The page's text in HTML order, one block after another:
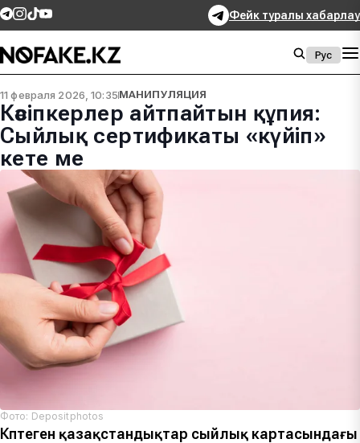
Фейк туралы хабарлау
Рус
11 февраля 2026, 10:35МАНИПУЛЯЦИЯ
Кәсіпкерлер айтпайтын құпия:
Сыйлық сертификаты «күйіп»
кете ме
Фото: Depositphotos
Көптеген қазақстандықтар сыйлық картасындағы